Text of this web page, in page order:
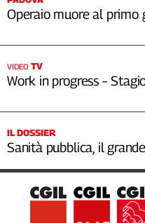
Operaio muore al primo
VIDEO TV
Work in progress –
IL DOSSIER
Sanità pubblica, il